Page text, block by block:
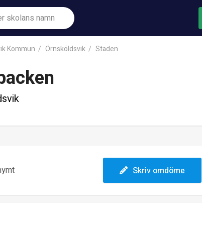
Kommun Örnsköldsvik Staden
Skriv omdöme